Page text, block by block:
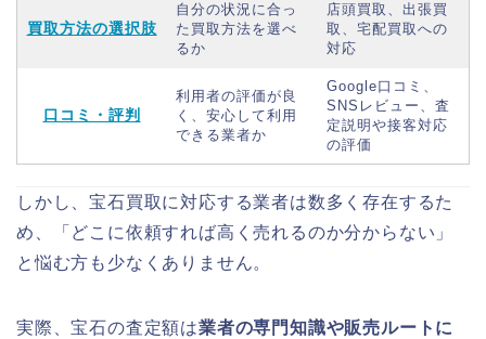
買取方法の選択肢
自分の状況に合っ
た買取方法を選べ
るか
店頭買取、出張買
取、宅配買取への
対応
口コミ・評判
利用者の評価が良
く、安心して利用
できる業者か
Google口コミ、
SNSレビュー、査
定説明や接客対応
の評価
しかし、宝石買取に対応する業者は数多く存在するた
め、「どこに依頼すれば高く売れるのか分からない」
と悩む方も少なくありません。
実際、宝石の査定額は業者の専門知識や販売ルートに